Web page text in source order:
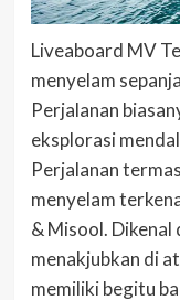
Liveaboard MV
menyelam
Perjalanan
eksplorasi
Perjalanan
menyelam
& Misool. Dikenal
menakjubkan di
memiliki begitu